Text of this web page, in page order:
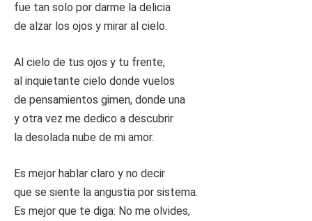
fue tan solo por darme la delicia
de alzar los ojos y mirar al cielo.
Al cielo de tus ojos y tu frente,
al inquietante cielo donde vuelos
de pensamientos gimen, donde una
y otra vez me dedico a descubrir
la desolada nube de mi amor.
Es mejor hablar claro y no decir
que se siente la angustia por sistema.
Es mejor que te diga: No me olvides,